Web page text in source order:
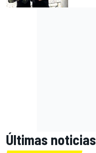
Últimas noticias